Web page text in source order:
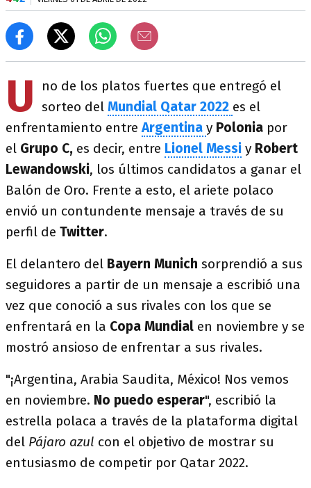
U
no de los platos fuertes que entregó el
sorteo del Mundial Qatar 2022 es el
enfrentamiento entreArgentina y Polonia por
el Grupo C, es decir, entre Lionel Messi y Robert
Lewandowski, los últimos candidatos a ganar el
Balón de Oro. Frente a esto, el ariete polaco
envió un contundente mensaje a través de su
perfil de Twitter.
El delantero del Bayern Munich sorprendió a sus
seguidores a partir de un mensaje a escribió una
vez que conoció a sus rivales con los que se
enfrentará en la Copa Mundial en noviembre y se
mostró ansioso de enfrentar a sus rivales.
"¡Argentina, Arabia Saudita, México! Nos vemos
en noviembre. No puedo esperar", escribió la
estrella polaca a través de la plataforma digital
del Pájaro azul con el objetivo de mostrar su
entusiasmo de competir por Qatar 2022.